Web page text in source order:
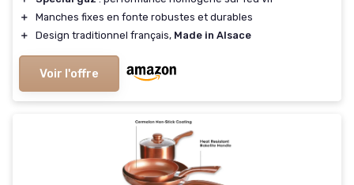
＋
Manches fixes en fonte robustes et durables
＋
Design traditionnel français, Made in Alsace
Voir l'offre